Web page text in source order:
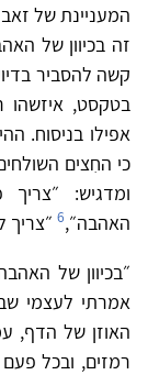
המעניינת של
זה בכיוון של
קשה להסביר
בטקסט, איזשהו
אפילו בניסוח.
כי החִצים
ומדגיש: ״צריך
האהבה״,6 ״צריך
״בכיוון של
אמרתי לעצמי
רמזים, ובכל